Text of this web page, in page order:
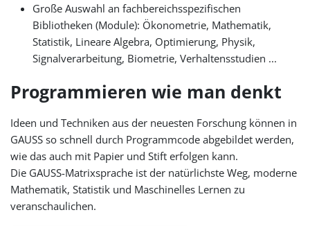
Große Auswahl an fachbereichsspezifischen
Bibliotheken (Module): Ökonometrie, Mathematik,
Statistik, Lineare Algebra, Optimierung, Physik,
Signalverarbeitung, Biometrie, Verhaltensstudien ...
Programmieren wie man denkt
Ideen und Techniken aus der neuesten Forschung können in
GAUSS so schnell durch Programmcode abgebildet werden,
wie das auch mit Papier und Stift erfolgen kann.
Die GAUSS-Matrixsprache ist der natürlichste Weg, moderne
Mathematik, Statistik und Maschinelles Lernen zu
veranschaulichen.